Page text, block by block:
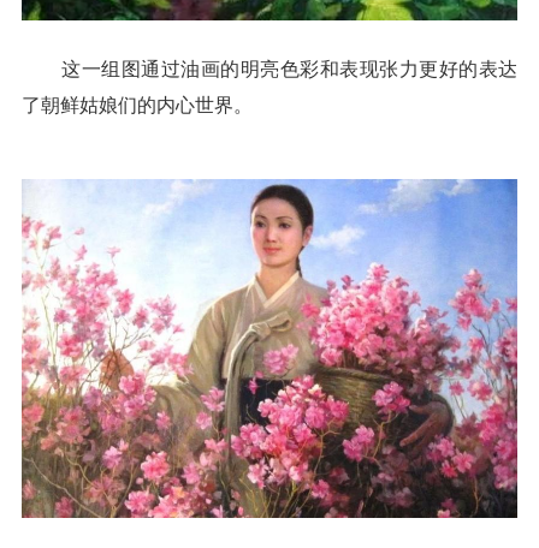
这一组图通过油画的明亮色彩和表现张力更好的表达
了朝鲜姑娘们的内心世界。